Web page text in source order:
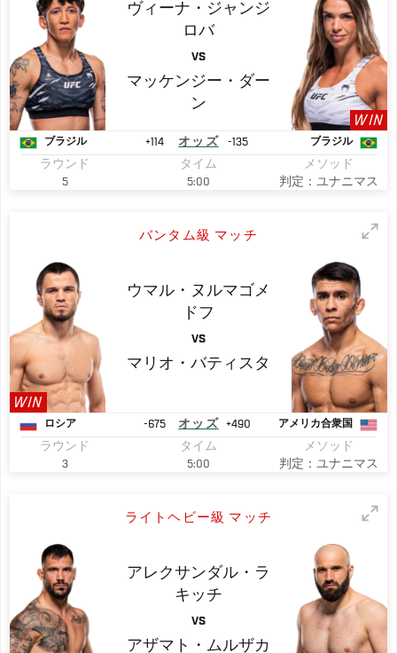
ヴィーナ・ジャンジ
ロバ
VS
マッケンジー・ダー
ン
WIN
ブラジル +114 オッズ -135 ブラジル
ラウンド
5
タイム
5:00
メソッド
判定：ユナニマス
バンタム級 マッチ
WIN
ウマル・ヌルマゴメ
ドフ
VS
マリオ・バティスタ
ロシア -675 オッズ +490 アメリカ合衆国
ラウンド
3
タイム
5:00
メソッド
判定：ユナニマス
ライトヘビー級 マッチ
アレクサンダル・ラ
キッチ
VS
アザマト・ムルザカ